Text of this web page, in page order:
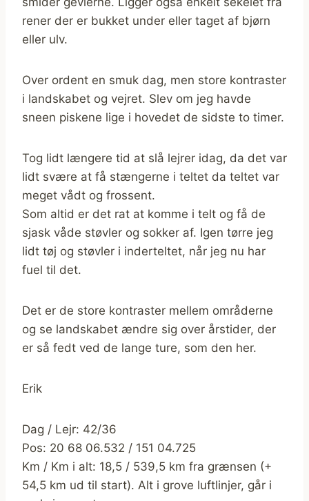
rener der er bukket under eller taget af bjørn
eller ulv.
Over ordent en smuk dag, men store kontraster
i landskabet og vejret. Slev om jeg havde
sneen piskene lige i hovedet de sidste to timer.
Tog lidt længere tid at slå lejrer idag, da det var
lidt svære at få stængerne i teltet da teltet var
meget vådt og frossent.
Som altid er det rat at komme i telt og få de
sjask våde støvler og sokker af. Igen tørre jeg
lidt tøj og støvler i inderteltet, når jeg nu har
fuel til det.
Det er de store kontraster mellem områderne
og se landskabet ændre sig over årstider, der
er så fedt ved de lange ture, som den her.
Erik
Dag / Lejr: 42/36
Pos: 20 68 06.532 / 151 04.725
Km / Km i alt: 18,5 / 539,5 km fra grænsen (+
54,5 km ud til start). Alt i grove luftlinjer, går i